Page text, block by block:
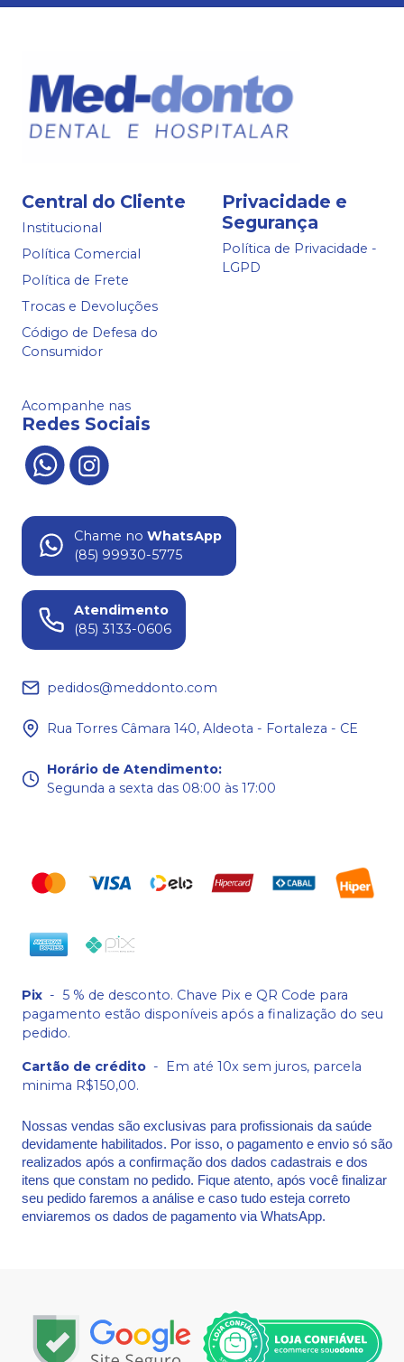
Central do Cliente
Institucional
Política Comercial
Política de Frete
Trocas e Devoluções
Código de Defesa do
Consumidor
Privacidade e
Segurança
Política de Privacidade -
LGPD
Acompanhe nas
Redes Sociais
Chame no WhatsApp
(85) 99930-5775
Atendimento
(85) 3133-0606
pedidos@meddonto.com
Rua Torres Câmara 140, Aldeota - Fortaleza - CE
Horário de Atendimento:
Segunda a sexta das 08:00 às 17:00
Pix - 5 % de desconto. Chave Pix e QR Code para
pagamento estão disponíveis após a finalização do seu
pedido.
Cartão de crédito - Em até 10x sem juros, parcela
minima R$150,00.
Nossas vendas são exclusivas para profissionais da saúde
devidamente habilitados. Por isso, o pagamento e envio só são
realizados após a confirmação dos dados cadastrais e dos
itens que constam no pedido. Fique atento, após você finalizar
seu pedido faremos a análise e caso tudo esteja correto
enviaremos os dados de pagamento via WhatsApp.